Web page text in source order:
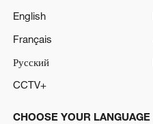
English
Français
Русский
CCTV+
CHOOSE YOUR LANGUAGE